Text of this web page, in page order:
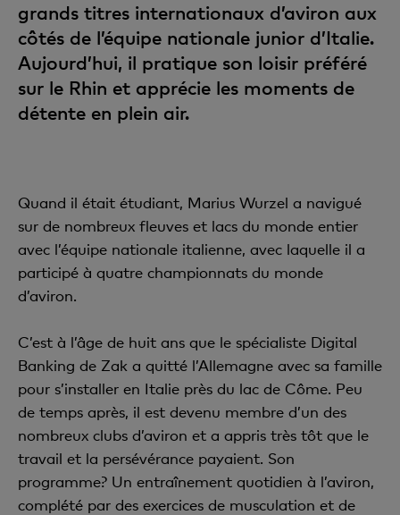
grands titres internationaux d’aviron aux
côtés de l’équipe nationale junior d’Italie.
Aujourd’hui, il pratique son loisir préféré
sur le Rhin et apprécie les moments de
détente en plein air.
Quand il était étudiant, Marius Wurzel a navigué
sur de nombreux fleuves et lacs du monde entier
avec l’équipe nationale italienne, avec laquelle il a
participé à quatre championnats du monde
d’aviron.
C’est à l’âge de huit ans que le spécialiste Digital
Banking de Zak a quitté l’Allemagne avec sa famille
pour s’installer en Italie près du lac de Côme. Peu
de temps après, il est devenu membre d’un des
nombreux clubs d’aviron et a appris très tôt que le
travail et la persévérance payaient. Son
programme? Un entraînement quotidien à l’aviron,
complété par des exercices de musculation et de